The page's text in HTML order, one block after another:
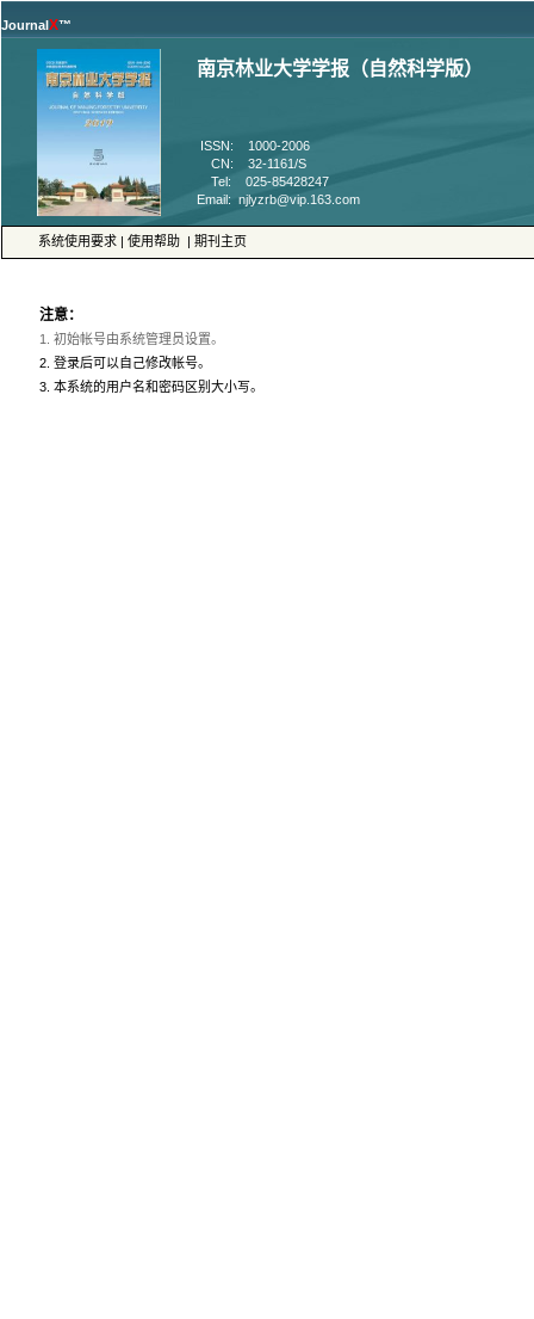
™
ISSN: 1000-2006
CN: 32-1161/S
Tel: 025-85428247
| |
3. 本系统的用户名和密码区别大小写。